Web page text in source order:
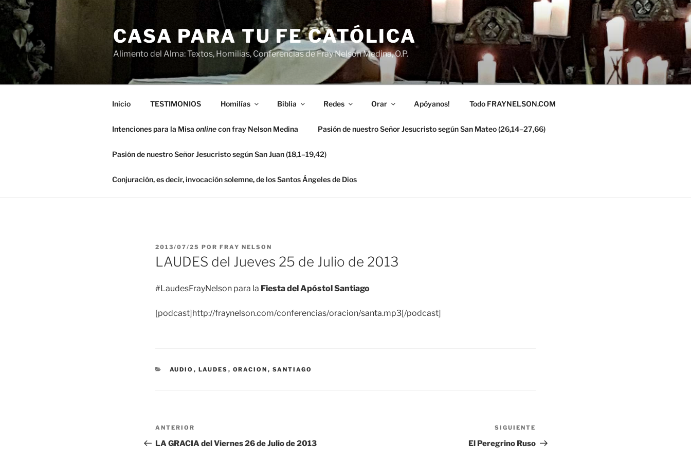
Saltar
contenido
CASA PARA TU FE CATÓLICA
Alimento del Alma: Textos, Homilias, Conferencias de Fray Nelson Medina, O.P.
Inicio TESTIMONIOS Homilías Biblia Redes Orar Apóyanos! Todo FRAYNELSON.COM
Intenciones para la Misa onlinecon fray Nelson Medina Pasión de nuestro Señor Jesucristo según San Mateo (26,14–27,66)
Pasión de nuestro Señor Jesucristo según San Juan (18,1–19,42)
Conjuración, es decir, invocación solemne, de los Santos Ángeles de Dios
PUBLICADO
EL
2013/07/25 POR FRAY NELSON
LAUDES del Jueves 25 de Julio de 2013
#LaudesFrayNelson para la Fiesta del Apóstol Santiago
[podcast]http://fraynelson.com/conferencias/oracion/santa.mp3[/podcast]
CATEGORÍAS
AUDIO , LAUDES , ORACION , SANTIAGO
Navegación
de
Entrada
anterior:
ANTERIOR
LA GRACIA del Viernes 26 de Julio de 2013
entrada
SIGUIENTE
El Peregrino Ruso